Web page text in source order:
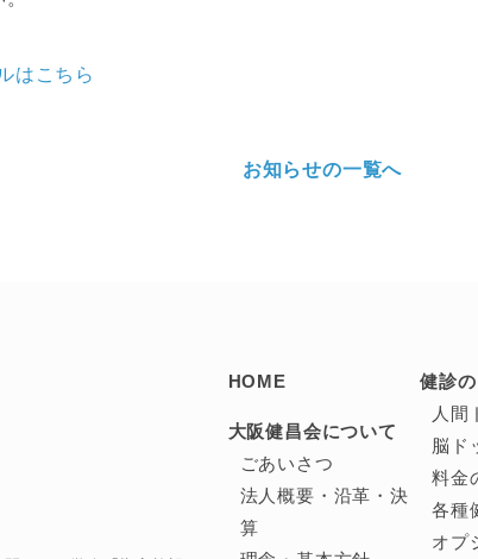
はこちら
お知らせの一覧へ
HOME
大阪健昌会について
ごあいさつ
法人概要・沿革・決
算
健診
人間
脳ド
料金
各種
オプ